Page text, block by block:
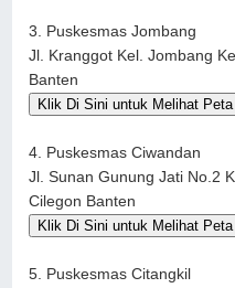
3. Puskesmas Jombang
Jl. Kranggot Kel. Jombang
Banten
Klik Di Sini untuk Melihat Peta
4. Puskesmas Ciwandan
Jl. Sunan Gunung Jati No.2
Cilegon Banten
Klik Di Sini untuk Melihat Peta
5. Puskesmas Citangkil